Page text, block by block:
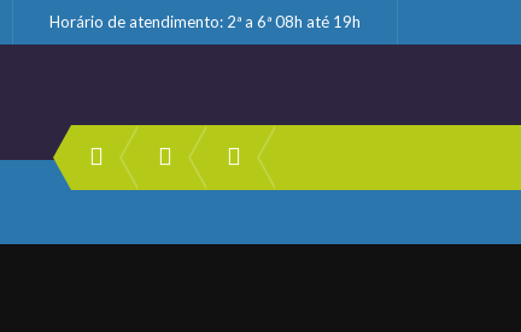
Horário de atendimento: 2ª a 6ª 08h até 19h